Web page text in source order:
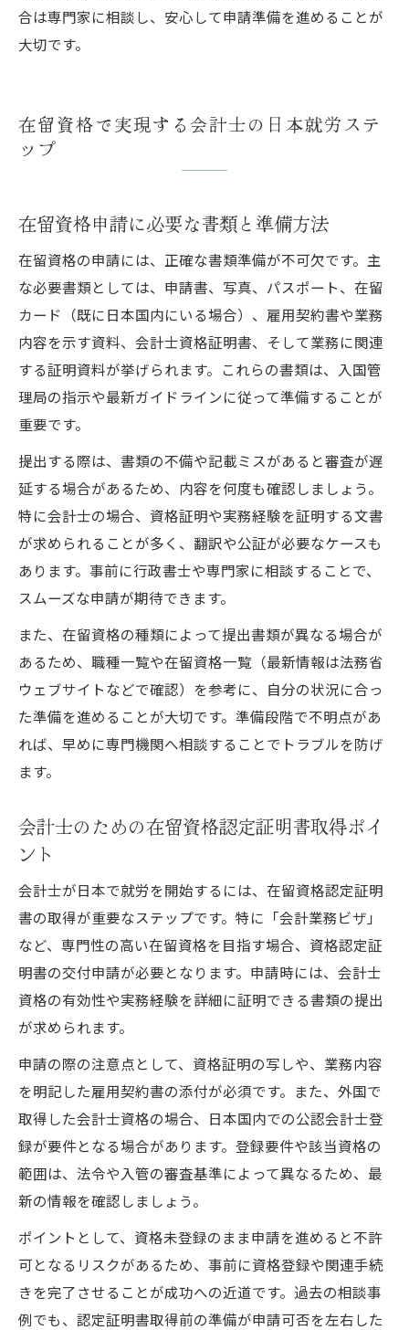
合は専門家に相談し、安心して申請準備を進めることが
大切です。
在留資格で実現する会計士の日本就労ステ
ップ
在留資格申請に必要な書類と準備方法
在留資格の申請には、正確な書類準備が不可欠です。主
な必要書類としては、申請書、写真、パスポート、在留
カード（既に日本国内にいる場合）、雇用契約書や業務
内容を示す資料、会計士資格証明書、そして業務に関連
する証明資料が挙げられます。これらの書類は、入国管
理局の指示や最新ガイドラインに従って準備することが
重要です。
提出する際は、書類の不備や記載ミスがあると審査が遅
延する場合があるため、内容を何度も確認しましょう。
特に会計士の場合、資格証明や実務経験を証明する文書
が求められることが多く、翻訳や公証が必要なケースも
あります。事前に行政書士や専門家に相談することで、
スムーズな申請が期待できます。
また、在留資格の種類によって提出書類が異なる場合が
あるため、職種一覧や在留資格一覧（最新情報は法務省
ウェブサイトなどで確認）を参考に、自分の状況に合っ
た準備を進めることが大切です。準備段階で不明点があ
れば、早めに専門機関へ相談することでトラブルを防げ
ます。
会計士のための在留資格認定証明書取得ポイ
ント
会計士が日本で就労を開始するには、在留資格認定証明
書の取得が重要なステップです。特に「会計業務ビザ」
など、専門性の高い在留資格を目指す場合、資格認定証
明書の交付申請が必要となります。申請時には、会計士
資格の有効性や実務経験を詳細に証明できる書類の提出
が求められます。
申請の際の注意点として、資格証明の写しや、業務内容
を明記した雇用契約書の添付が必須です。また、外国で
取得した会計士資格の場合、日本国内での公認会計士登
録が要件となる場合があります。登録要件や該当資格の
範囲は、法令や入管の審査基準によって異なるため、最
新の情報を確認しましょう。
ポイントとして、資格未登録のまま申請を進めると不許
可となるリスクがあるため、事前に資格登録や関連手続
きを完了させることが成功への近道です。過去の相談事
例でも、認定証明書取得前の準備が申請可否を左右した